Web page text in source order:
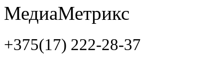
+375(17) 222-28-37